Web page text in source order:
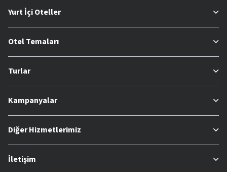
Yurt İçi Oteller
Otel Temaları
Turlar
Kampanyalar
Diğer Hizmetlerimiz
İletişim